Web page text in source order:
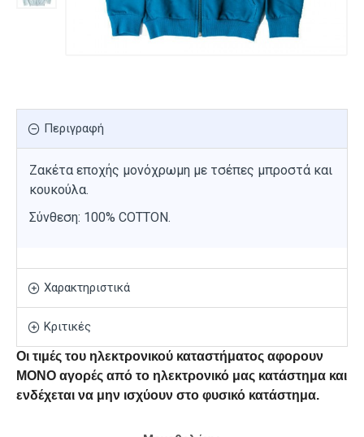
Περιγραφή
Ζακέτα εποχής μονόχρωμη με τσέπες μπροστά και
κουκούλα.
Σύνθεση: 100% COTTON.
Χαρακτηριστικά
Κριτικές
Οι τιμές του ηλεκτρονικού καταστήματος αφορουν
ΜΟΝΟ αγορές από το ηλεκτρονικό μας κατάστημα και
ενδέχεται να μην ισχύουν στο φυσικό κατάστημα.